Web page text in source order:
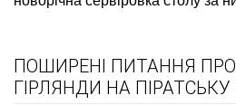
ПОШИРЕНІ ПИТАННЯ ПРО
ГІРЛЯНДИ НА ПІРАТСЬКУ